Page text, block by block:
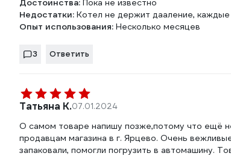
Достоинства: Пока не известно
Недостатки: Котел не держит дааление,
Опыт использования: Несколько месяцев
3 Ответить
Татьяна К.07.01.2024
О самом товаре напишу позже,потому что ещё
продавцам магазина в г. Ярцево. Очень
запаковали, помогли погрузить в автомашину.